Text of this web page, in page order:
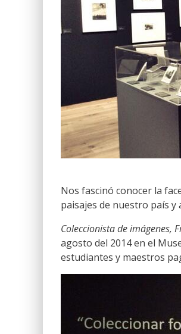
Nos fascinó conocer la
paisajes de nuestro país
Coleccionista de imágenes,
agosto del 2014 en el
estudiantes y maestros